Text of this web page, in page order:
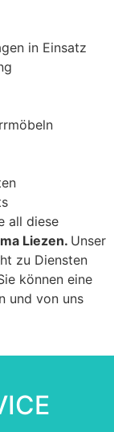
in Einsatz
all diese
Liezen. Unser
zu Diensten
können eine
und von uns